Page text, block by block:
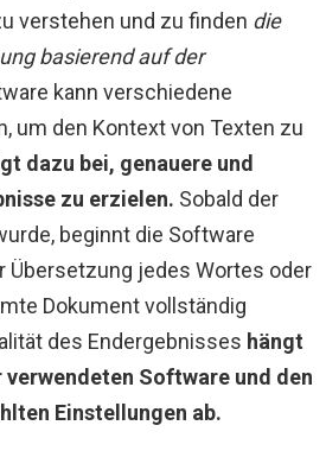
verstehen und zu finden die
basierend auf der
kann verschiedene
um den Kontext von Texten zu
dazu bei, genauere und
zu erzielen. Sobald der
beginnt die Software
Übersetzung jedes Wortes oder
Dokument vollständig
des Endergebnisses hängt
Software und den
Einstellungen ab.